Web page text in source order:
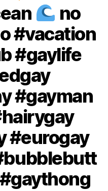
no
#vacation
#gaylife
#gayman
#eurogay